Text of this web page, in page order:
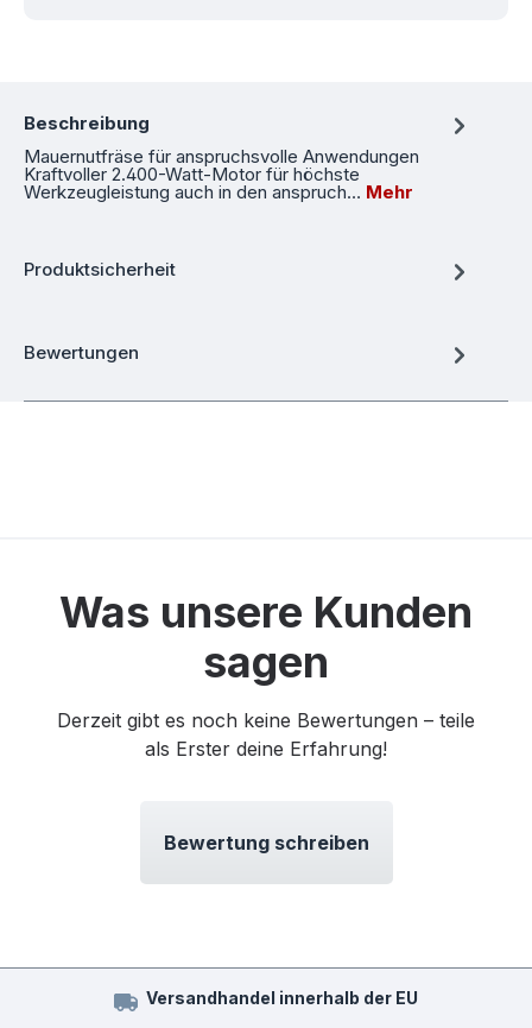
Beschreibung
Mauernutfräse für anspruchsvolle Anwendungen
Kraftvoller 2.400-Watt-Motor für höchste
Werkzeugleistung auch in den anspruch… Mehr
Produktsicherheit
Bewertungen
Was unsere Kunden
sagen
Derzeit gibt es noch keine Bewertungen – teile
als Erster deine Erfahrung!
Bewertung schreiben
Versandhandel innerhalb der EU